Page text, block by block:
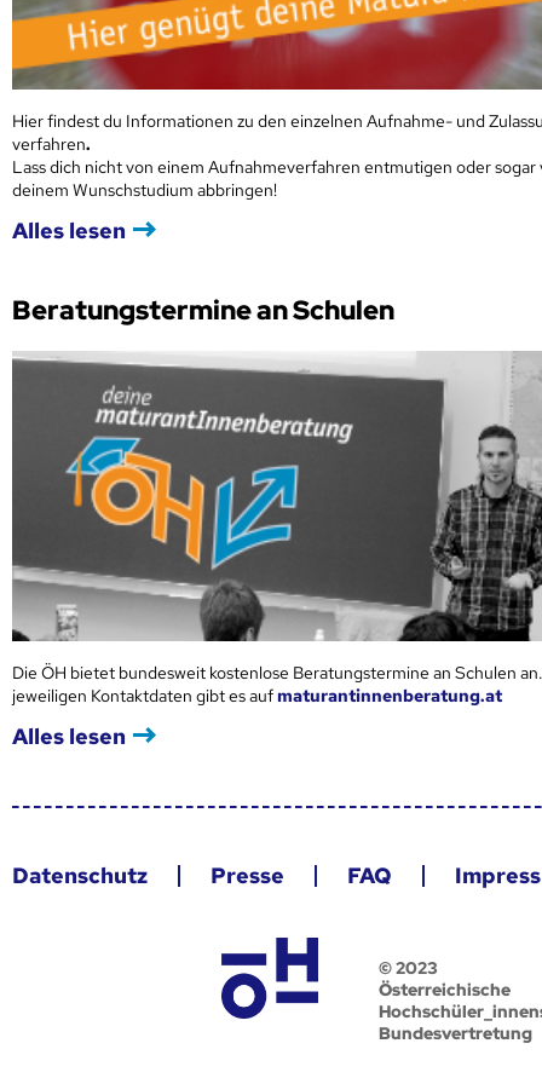
Hier findest du Informationen zu den einzelnen Aufnahme- und
verfahren.
Lass dich nicht von einem Aufnahmeverfahren entmutigen oder sogar
deinem Wunschstudium abbringen!
Alles lesen
Beratungstermine an Schulen
Die ÖH bietet bundesweit kostenlose Beratungstermine an Schulen
jeweiligen Kontaktdaten gibt es aufmaturantinnenberatung.at
Alles lesen
Datenschutz Presse FAQ
© 2023
Österreichische
Bundesvertretung